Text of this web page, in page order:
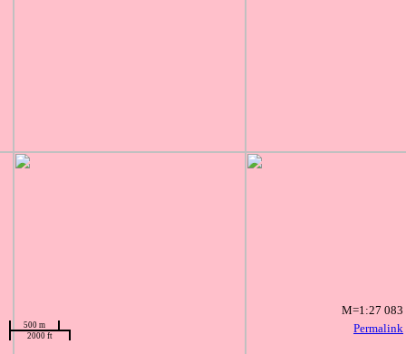
Permalink
500 m
2000 ft
M=1:27 083